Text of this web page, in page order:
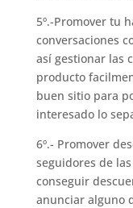
5º.-Promover tu
conversaciones
así gestionar las
producto
buen sitio para
interesado lo
6º.- Promover
seguidores de
conseguir
anunciar alguno